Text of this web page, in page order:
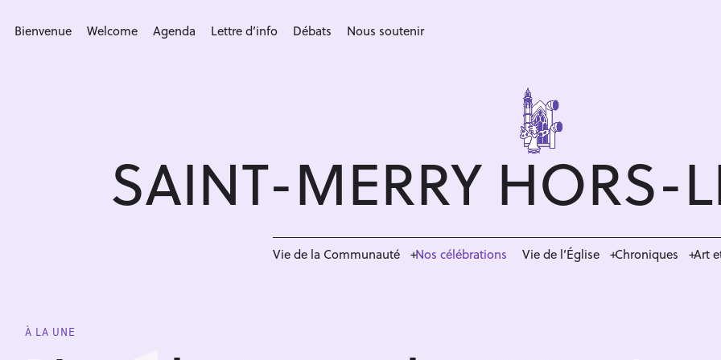
Bienvenue Welcome Agenda Lettre d’info Débats Nous soutenir
SAINT-MERRY HORS-
Vie de la Communauté Nos célébrations Vie de l’Église Chroniques Art
À LA UNE